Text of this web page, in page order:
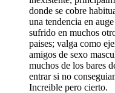
donde se cobre
una tendencia en
sufrido en muchos
paises; valga como
amigos de sexo
muchos de los bares
entrar si no
Increible pero cierto.